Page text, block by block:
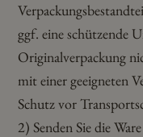
ggf. eine schützende
Originalverpackung
mit einer geeigneten
Schutz vor
2) Senden Sie die